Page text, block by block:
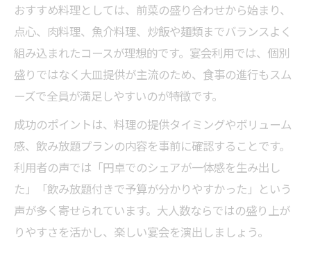
おすすめ料理としては、前菜の盛り合わせから始まり、
点心、肉料理、魚介料理、炒飯や麺類までバランスよく
組み込まれたコースが理想的です。宴会利用では、個別
盛りではなく大皿提供が主流のため、食事の進行もスム
ーズで全員が満足しやすいのが特徴です。
成功のポイントは、料理の提供タイミングやボリューム
感、飲み放題プランの内容を事前に確認することです。
利用者の声では「円卓でのシェアが一体感を生み出し
た」「飲み放題付きで予算が分かりやすかった」という
声が多く寄せられています。大人数ならではの盛り上が
りやすさを活かし、楽しい宴会を演出しましょう。